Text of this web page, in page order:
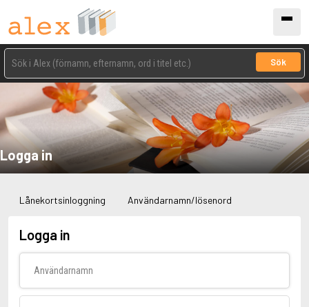
Sök
Logga in
Lånekortsinloggning Användarnamn/lösenord
Logga in